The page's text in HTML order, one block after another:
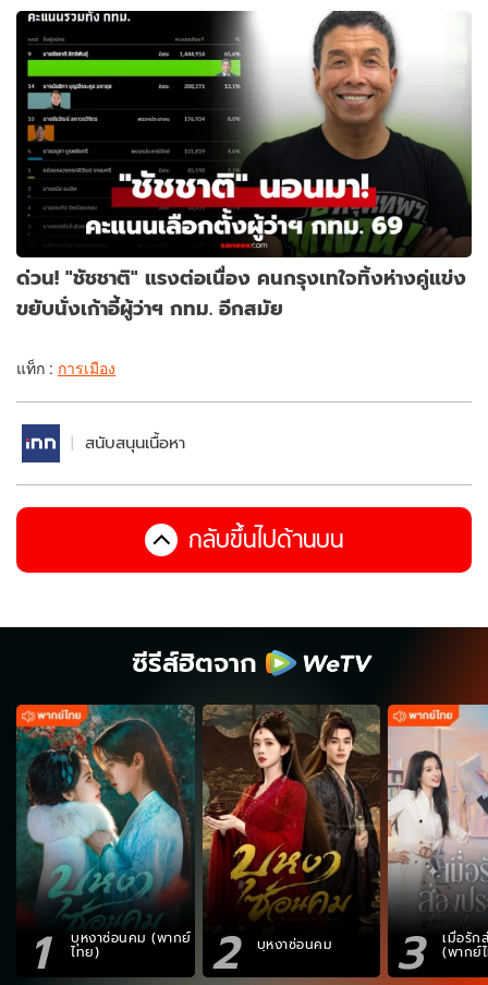
ด่วน! "ชัชชาติ" แรงต่อเนื่อง คนกรุงเทใจทิ้งห่างคู่แข่ง
ขยับนั่งเก้าอี้ผู้ว่าฯ กทม. อีกสมัย
แท็ก : การเมือง
สนับสนุนเนื้อหา
กลับขึ้นไปด้านบน
ซีรีส์ฮิตจาก
1 บุหงาซ่อนคม (พากย์
ไทย) 2 บุหงาซ่อนคม 3 เมื่อรัก
(พากย์